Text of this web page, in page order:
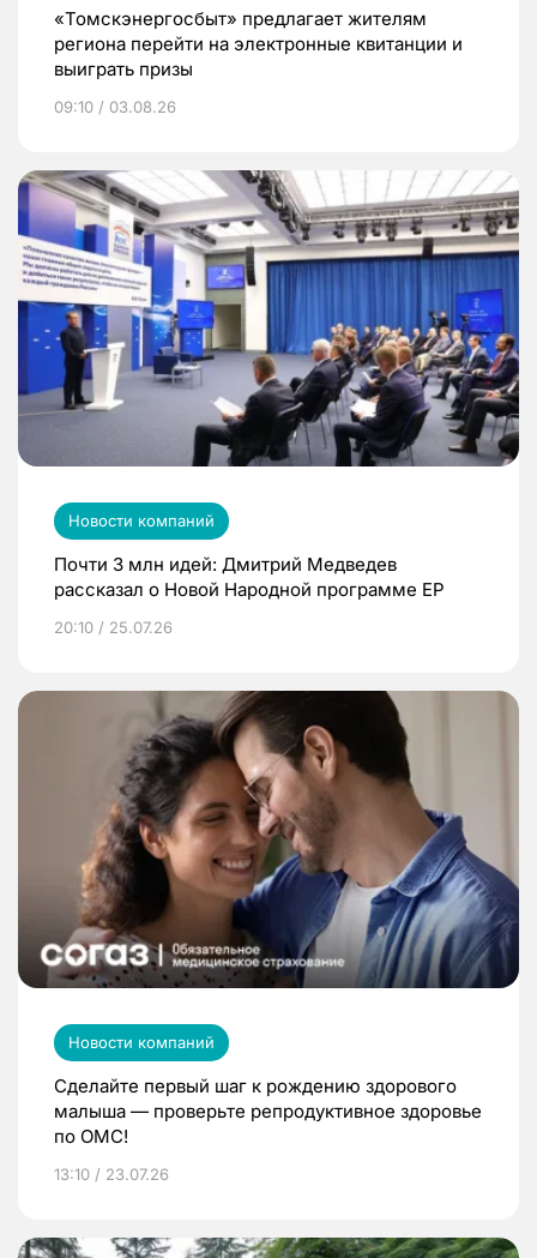
«Томскэнергосбыт» предлагает жителям
региона перейти на электронные квитанции и
выиграть призы
09:10 / 03.08.26
Новости компаний
Почти 3 млн идей: Дмитрий Медведев
рассказал о Новой Народной программе ЕР
20:10 / 25.07.26
Новости компаний
Сделайте первый шаг к рождению здорового
малыша — проверьте репродуктивное здоровье
по ОМС!
13:10 / 23.07.26